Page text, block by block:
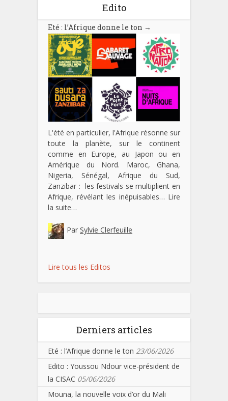
Edito
Eté : l’Afrique donne le ton →
L'été en particulier, l'Afrique résonne sur
toute la planète, sur le continent
comme en Europe, au Japon ou en
Amérique du Nord. Maroc, Ghana,
Nigeria, Sénégal, Afrique du Sud,
Zanzibar : les festivals se multiplient en
Afrique, révélant les inépuisables… Lire
la suite…
Par Sylvie Clerfeuille
Lire tous les Editos
Derniers articles
Eté : l’Afrique donne le ton 23/06/2026
Edito : Youssou Ndour vice-président de
la CISAC 05/06/2026
Mouna, la nouvelle voix d’or du Mali